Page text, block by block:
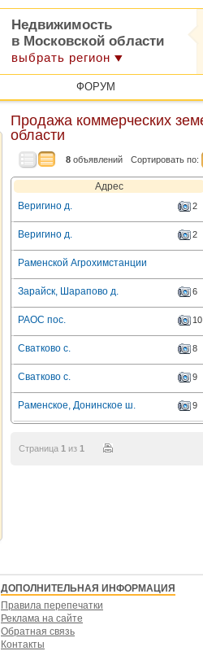
Недвижимость
в Московской области
выбрать регион
ФОРУМ
Продажа коммерческих
области
8 объявлений Сортировать по:
Адрес
Веригино д.
2
Веригино д. 2
Раменской Агрохимстанции
Зарайск, Шарапово д. 6
РАОС пос. 10
Сватково с. 8
Сватково с. 9
Раменское, Донинское ш. 9
Страница 1 из 1
ДОПОЛНИТЕЛЬНАЯ ИНФОРМАЦИЯ
Правила перепечатки
Реклама на сайте
Обратная связь
Контакты